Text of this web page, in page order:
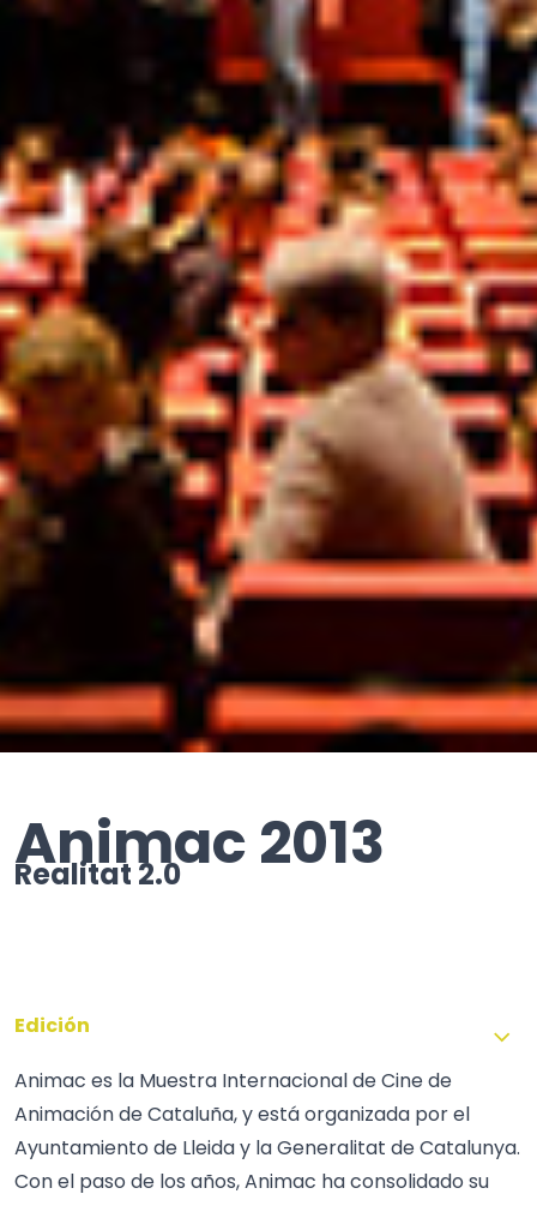
Animac 2013
Realitat 2.0
Edición
Animac es la Muestra Internacional de Cine de
Animación de Cataluña, y está organizada por el
Ayuntamiento de Lleida y la Generalitat de Catalunya.
Con el paso de los años, Animac ha consolidado su